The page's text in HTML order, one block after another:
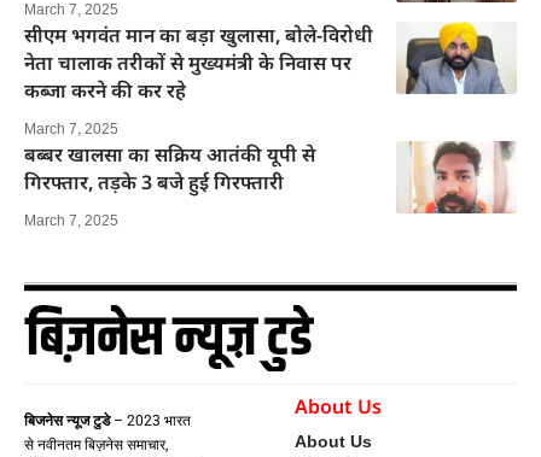
March 7, 2025
सीएम भगवंत मान का बड़ा खुलासा, बोले-विरोधी
नेता चालाक तरीकों से मुख्यमंत्री के निवास पर
कब्जा करने की कर रहे
March 7, 2025
बब्बर खालसा का सक्रिय आतंकी यूपी से
गिरफ्तार, तड़के 3 बजे हुई गिरफ्तारी
March 7, 2025
बिजनेस न्यूज टुडे– 2023 भारत
से नवीनतम बिज़नेस समाचार,
About Us
About Us